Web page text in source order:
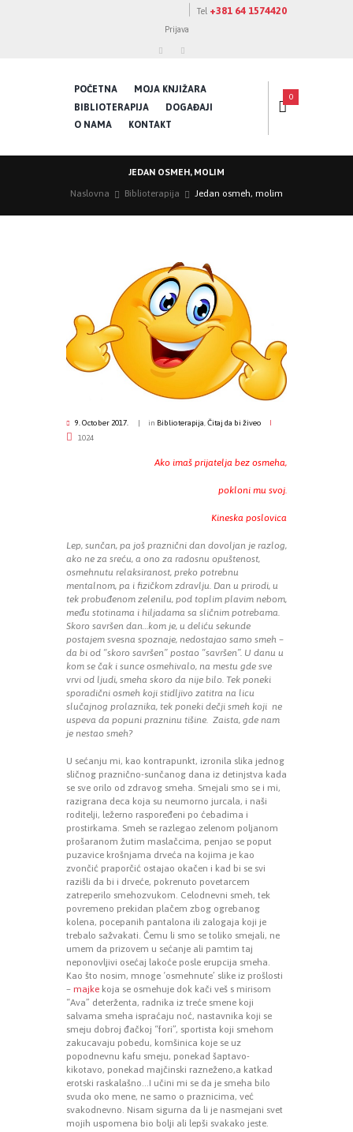
Tel +381 64 1574420
Prijava
POČETNA
MOJA KNJIŽARA
BIBLIOTERAPIJA
DOGAĐAJI
O NAMA
KONTAKT
0
JEDAN OSMEH, MOLIM
Naslovna Biblioterapija Jedan osmeh, molim
9. October 2017. in Biblioterapija,Čitaj da bi živeo
1024
Ako imaš prijatelja bez osmeha,
pokloni mu svoj.
Kineska poslovica
Lep, sunčan, pa još praznični dan dovoljan je razlog,
ako ne za sreću, a ono za radosnu opuštenost,
osmehnutu relaksiranost, preko potrebnu
mentalnom, pa i fizičkom zdravlju. Dan u prirodi, u
tek probuđenom zelenilu, pod toplim plavim nebom,
među stotinama i hiljadama sa sličnim potrebama.
Skoro savršen dan…kom je, u deliću sekunde
postajem svesna spoznaje, nedostajao samo smeh –
da bi od “skoro savršen” postao “savršen”. U danu u
kom se čak i sunce osmehivalo, na mestu gde sve
vrvi od ljudi, smeha skoro da nije bilo. Tek poneki
sporadični osmeh koji stidljivo zatitra na licu
slučajnog prolaznika, tek poneki dečji smeh koji ne
uspeva da popuni prazninu tišine. Zaista, gde nam
je nestao smeh?
U sećanju mi, kao kontrapunkt, izronila slika jednog
sličnog praznično-sunčanog dana iz detinjstva kada
se sve orilo od zdravog smeha. Smejali smo se i mi,
razigrana deca koja su neumorno jurcala, i naši
roditelji, ležerno raspoređeni po ćebadima i
prostirkama. Smeh se razlegao zelenom poljanom
prošaranom žutim maslačcima, penjao se poput
puzavice krošnjama drveća na kojima je kao
zvončić praporčić ostajao okačen i kad bi se svi
razišli da bi i drveće, pokrenuto povetarcem
zatreperilo smehozvukom. Celodnevni smeh, tek
povremeno prekidan plačem zbog ogrebanog
kolena, pocepanih pantalona ili zalogaja koji je
trebalo sažvakati. Čemu li smo se toliko smejali, ne
umem da prizovem u sećanje ali pamtim taj
neponovljivi osećaj lakoće posle erupcija smeha.
Kao što nosim, mnoge ‘osmehnute’ slike iz prošlosti
– majke koja se osmehuje dok kači veš s mirisom
“Ava” deterženta, radnika iz treće smene koji
salvama smeha ispraćaju noć, nastavnika koji se
smeju dobroj đačkoj “fori”, sportista koji smehom
zakucavaju pobedu, komšinica koje se uz
popodnevnu kafu smeju, ponekad šaptavo-
kikotavo, ponekad majčinski razneženo,a katkad
erotski raskalašno…I učini mi se da je smeha bilo
svuda oko mene, ne samo o praznicima, već
svakodnevno. Nisam sigurna da li je nasmejani svet
mojih uspomena bio bolji ali lepši svakako jeste.